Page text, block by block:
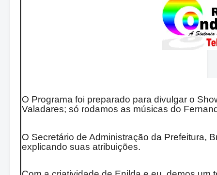
O Programa foi preparado para divulgar o
Valadares; só rodamos as músicas do
O Secretário de Administração da Prefeitura,
explicando suas atribuições.